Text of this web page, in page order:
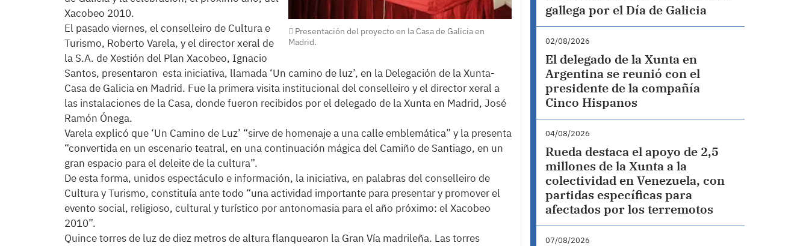
Presentación del proyecto en la Casa de Galicia en
Madrid.
Xacobeo 2010.
El pasado viernes, el conselleiro de Cultura e
Turismo, Roberto Varela, y el director xeral de
la S.A. de Xestión del Plan Xacobeo, Ignacio
Santos, presentaron esta iniciativa, llamada ‘Un camino de luz’, en la Delegación de la Xunta-
Casa de Galicia en Madrid. Fue la primera visita institucional del conselleiro y el director xeral a
las instalaciones de la Casa, donde fueron recibidos por el delegado de la Xunta en Madrid, José
Ramón Ónega.
Varela explicó que ‘Un Camino de Luz’ “sirve de homenaje a una calle emblemática” y la presenta
“convertida en un escenario teatral, en una continuación mágica del Camiño de Santiago, en un
gran espacio para el deleite de la cultura”.
De esta forma, unidos espectáculo e información, la iniciativa, en palabras del conselleiro de
Cultura y Turismo, constituía ante todo “una actividad importante para presentar y promover el
evento social, religioso, cultural y turístico por antonomasia para el año próximo: el Xacobeo
2010”.
Quince torres de luz de diez metros de altura flanquearon la Gran Vía madrileña. Las torres
gallega por el Día de Galicia
02/08/2026
El delegado de la Xunta en
Argentina se reunió con el
presidente de la compañía
Cinco Hispanos
04/08/2026
Rueda destaca el apoyo de 2,5
millones de la Xunta a la
colectividad en Venezuela, con
partidas específicas para
afectados por los terremotos
07/08/2026